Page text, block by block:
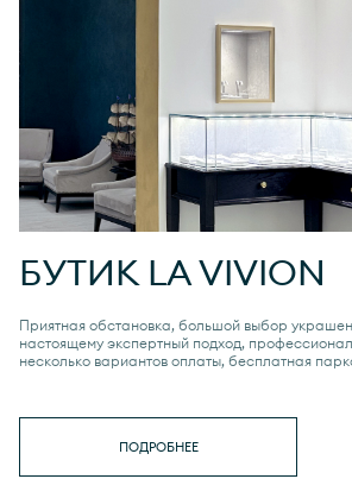
БУТИК LA VIVION
Приятная обстановка, большой выбор
настоящему экспертный подход,
несколько вариантов оплаты, бесплатная
ПОДРОБНЕЕ